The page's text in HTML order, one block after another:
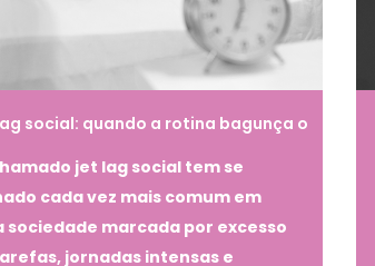
social: quando a rotina bagunça o
jet lag social tem se
cada vez mais comum em
sociedade marcada por excesso
jornadas intensas e